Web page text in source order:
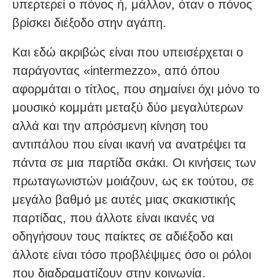
υπερτερεί ο πόνος ή, μάλλον, όταν ο πόνος
βρίσκει διέξοδο στην αγάπη.
Και εδώ ακριβώς είναι που υπεισέρχεται ο
παράγοντας «intermezzo», από όπου
αφορμάται ο τίτλος, που σημαίνει όχι μόνο το
μουσικό κομμάτι μεταξύ δύο μεγαλύτερων
αλλά και την απρόσμενη κίνηση του
αντιπάλου που είναι ικανή να ανατρέψει τα
πάντα σε μια παρτίδα σκάκι. Οι κινήσεις των
πρωταγωνιστών μοιάζουν, ως εκ τούτου, σε
μεγάλο βαθμό με αυτές μιας σκακιστικής
παρτίδας, που άλλοτε είναι ικανές να
οδηγήσουν τους παίκτες σε αδιέξοδο και
άλλοτε είναι τόσο προβλέψιμες όσο οι ρόλοι
που διαδραματίζουν στην κοινωνία.